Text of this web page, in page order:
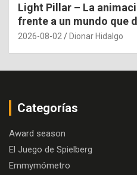
Light Pillar – La
frente a un mundo que
2026-08-02 Dionar Hidalgo
Categorías
Award season
El Juego de Spielberg
Emmymómetro